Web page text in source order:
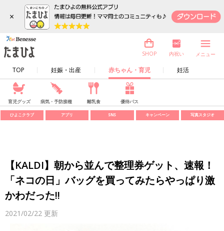
×
TOP 妊娠・出産 赤ちゃん・育児 妊活
SHOP 内祝い メニュー
育児グッズ 病気・予防接種 離乳食 優待パス
ひよこクラブ アプリ SNS キャンペーン 写真スタジオ
【KALDI】朝から並んで整理券ゲット、速報！
「ネコの日」バッグを買ってみたらやっぱり激
かわだった!!
2021/02/22 更新